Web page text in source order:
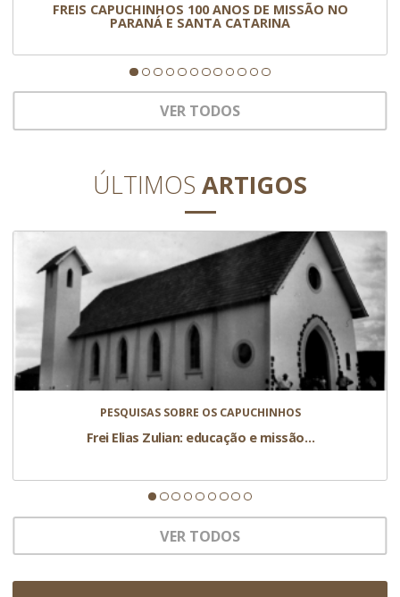
VER TODOS
FREIS CAPUCHINHOS 100 ANOS DE MISSÃO NO
PARANÁ E SANTA CATARINA
ÚLTIMOS ARTIGOS
VER TODOS
PESQUISAS SOBRE OS CAPUCHINHOS
Frei Elias Zulian: educação e missão…